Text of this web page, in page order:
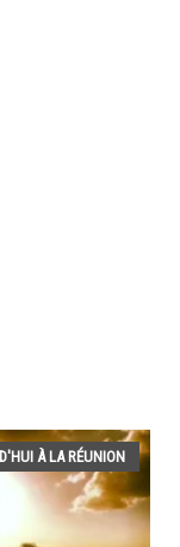
À LA RÉUNION